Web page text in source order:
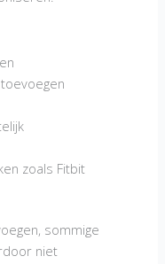
zoals Fitbit
sommige
niet